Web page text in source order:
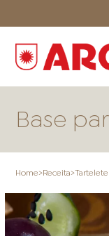
Base
Home>Receita>